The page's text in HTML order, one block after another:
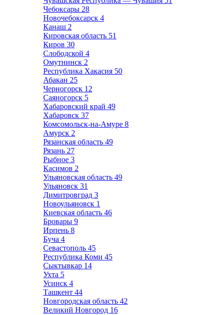
Чебоксары 28
Новочебоксарск 4
Канаш 2
Кировская область 51
Киров 30
Слободской 4
Омутнинск 2
Республика Хакасия 50
Абакан 25
Черногорск 12
Саяногорск 5
Хабаровский край 49
Хабаровск 37
Комсомольск-на-Амуре 8
Амурск 2
Рязанская область 49
Рязань 27
Рыбное 3
Касимов 2
Ульяновская область 49
Ульяновск 31
Димитровград 3
Новоульяновск 1
Киевская область 46
Бровары 9
Ирпень 8
Буча 4
Севастополь 45
Республика Коми 45
Сыктывкар 14
Ухта 5
Усинск 4
Ташкент 44
Новгородская область 42
Великий Новгород 16